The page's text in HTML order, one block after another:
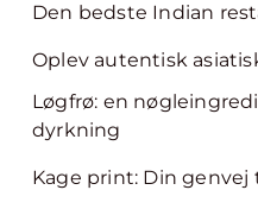
Den bedste Indian
Oplev autentisk
Løgfrø: en
dyrkning
Kage print: Din